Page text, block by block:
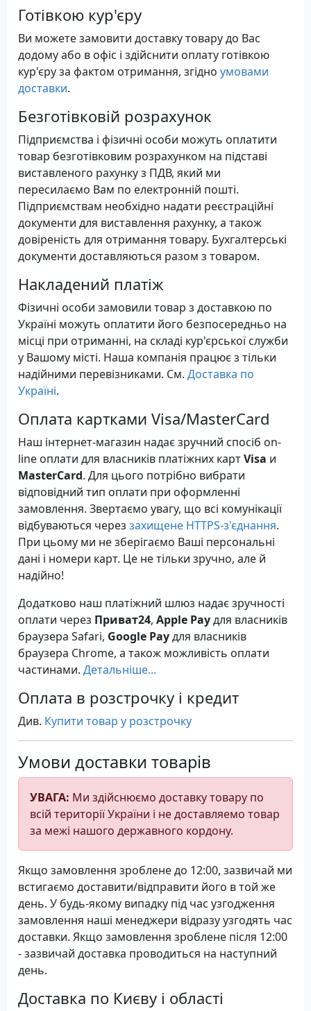
Готівкою кур'єру
Ви можете замовити доставку товару до Вас
додому або в офіс і здійснити оплату готівкою
кур'єру за фактом отримання, згідно умовами
доставки.
Безготівковій розрахунок
Підприємства і фізичні особи можуть оплатити
товар безготівковим розрахунком на підставі
виставленого рахунку з ПДВ, який ми
пересилаємо Вам по електронній пошті.
Підприємствам необхідно надати реєстраційні
документи для виставлення рахунку, а також
довіреність для отримання товару. Бухгалтерські
документи доставляються разом з товаром.
Накладений платіж
Фізичні особи замовили товар з доставкою по
Україні можуть оплатити його безпосередньо на
місці при отриманні, на складі кур'єрської служби
у Вашому місті. Наша компанія працює з тільки
надійними перевізниками. См. Доставка по
Україні.
Оплата картками Visa/MasterCard
Наш інтернет-магазин надає зручний спосіб on-
line оплати для власників платіжних картVisa и
MasterCard. Для цього потрібно вибрати
відповідний тип оплати при оформленні
замовлення. Звертаємо увагу, що всі комунікації
відбуваються через захищене HTTPS-з'єднання.
При цьому ми не зберігаємо Ваші персональні
дані і номери карт. Це не тільки зручно, але й
надійно!
Додатково наш платіжний шлюз надає зручності
оплати через Приват24, Apple Payдля власників
браузера Safari, Google Payдля власників
браузера Chrome, а також можливість оплати
частинами. Детальніше...
Оплата в розстрочку і кредит
Див. Купити товар у розстрочку
Умови доставки товарів
УВАГА: Ми здійснюємо доставку товару по
всій території України і не доставляемо товар
за межі нашого державного кордону.
Якщо замовлення зроблене до 12:00, зазвичай ми
встигаємо доставити/відправити його в той же
день. У будь-якому випадку під час узгодження
замовлення наші менеджери відразу узгодять час
доставки. Якщо замовлення зроблене після 12:00
- зазвичай доставка проводиться на наступний
день.
Доставка по Києву і області